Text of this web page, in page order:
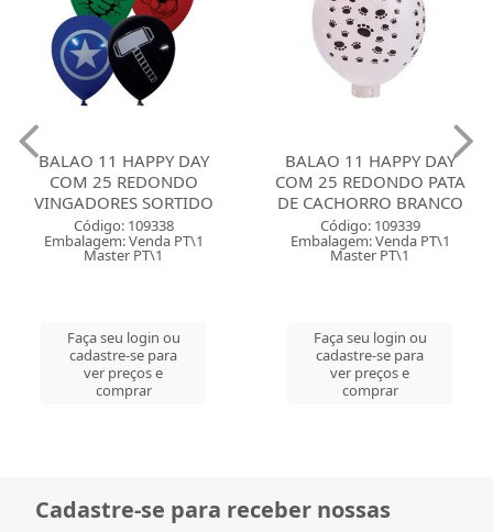
BALAO 11 HAPPY DAY
COM 25 REDONDO
VINGADORES SORTIDO
Código: 109338
Embalagem: Venda PT\1
Master PT\1
Faça seu login ou
cadastre-se para
ver preços e
comprar
BALAO 11 HAPPY DAY
COM 25 REDONDO PATA
DE CACHORRO BRANCO
Código: 109339
Embalagem: Venda PT\1
Master PT\1
Faça seu login ou
cadastre-se para
ver preços e
comprar
Cadastre-se para receber nossas